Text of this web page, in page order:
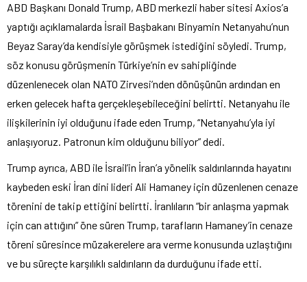
ABD Başkanı Donald Trump, ABD merkezli haber sitesi Axios’a
yaptığı açıklamalarda İsrail Başbakanı Binyamin Netanyahu’nun
Beyaz Saray’da kendisiyle görüşmek istediğini söyledi. Trump,
söz konusu görüşmenin Türkiye’nin ev sahipliğinde
düzenlenecek olan NATO Zirvesi’nden dönüşünün ardından en
erken gelecek hafta gerçekleşebileceğini belirtti. Netanyahu ile
ilişkilerinin iyi olduğunu ifade eden Trump, “Netanyahu’yla iyi
anlaşıyoruz. Patronun kim olduğunu biliyor” dedi.
Trump ayrıca, ABD ile İsrail’in İran’a yönelik saldırılarında hayatını
kaybeden eski İran dini lideri Ali Hamaney için düzenlenen cenaze
törenini de takip ettiğini belirtti. İranlıların “bir anlaşma yapmak
için can attığını” öne süren Trump, tarafların Hamaney’in cenaze
töreni süresince müzakerelere ara verme konusunda uzlaştığını
ve bu süreçte karşılıklı saldırıların da durduğunu ifade etti.